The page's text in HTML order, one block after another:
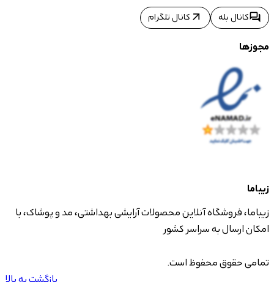
forumکانال بله arrow_outward کانال تلگرام
مجوزها
زیباما
زیباما، فروشگاه آنلاین محصولات آرایشی بهداشتی، مد و پوشاک، با
امکان ارسال به سراسر کشور
تمامی حقوق محفوظ است.